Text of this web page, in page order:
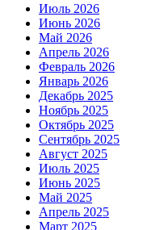
Июль 2026
Июнь 2026
Май 2026
Апрель 2026
Февраль 2026
Январь 2026
Декабрь 2025
Ноябрь 2025
Октябрь 2025
Сентябрь 2025
Август 2025
Июль 2025
Июнь 2025
Май 2025
Апрель 2025
Март 2025